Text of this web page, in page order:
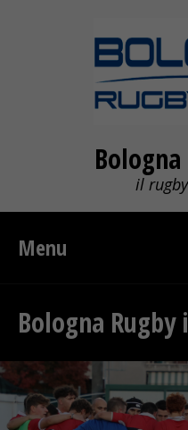
Bologna
il
Menu
Bologna Rugby